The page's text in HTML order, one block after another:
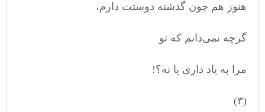
هنوز هم چون گذشته دوستت دارم،
گرچه نمی‌دانم که تو
مرا به یاد داری یا نه؟!
(۳)